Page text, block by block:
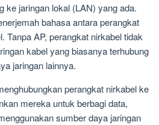
ke jaringan lokal (LAN) yang ada.
bahasa antara perangkat
Tanpa AP, perangkat nirkabel tidak
kabel yang biasanya terhubung
jaringan lainnya.
perangkat nirkabel ke
mereka untuk berbagi data,
sumber daya jaringan